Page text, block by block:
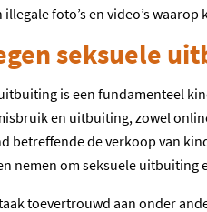
foto’s en video’s
seksuele
is een fundamenteel
en uitbuiting, zowel
betreffende de verkoop van
nemen om seksuele
toevertrouwd aan onder